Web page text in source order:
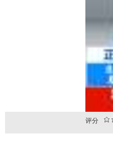
评分